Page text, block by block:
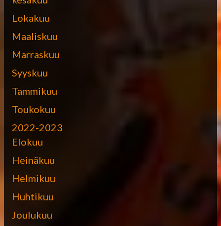
Lokakuu
Maaliskuu
Marraskuu
Syyskuu
Tammikuu
Toukokuu
2022-2023
Elokuu
Heinäkuu
Helmikuu
Huhtikuu
Joulukuu